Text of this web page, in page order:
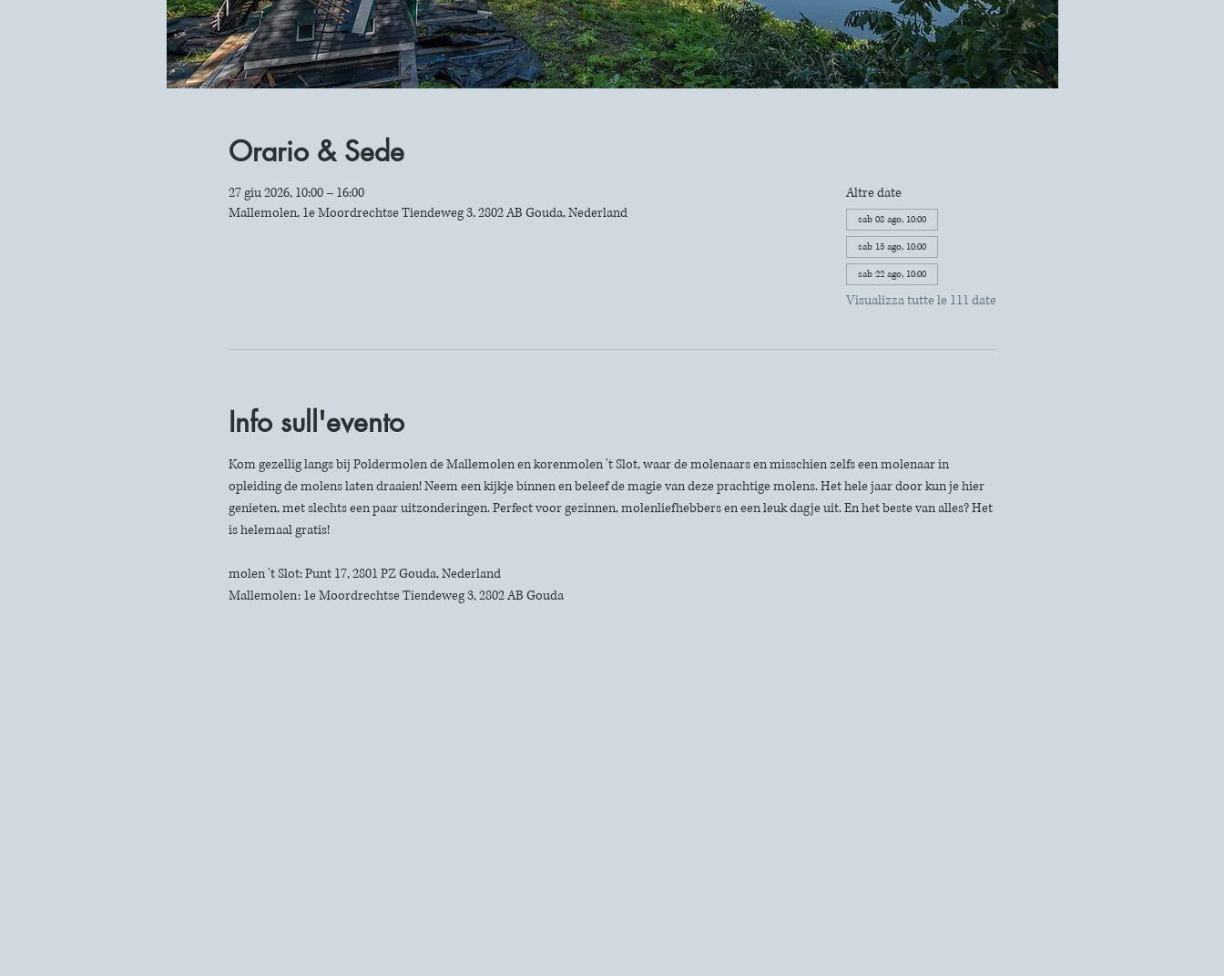
Orario & Sede
27 giu 2026, 10:00 – 16:00
Mallemolen, 1e Moordrechtse Tiendeweg 3, 2802 AB Gouda, Nederland
Altre date
sab 08 ago, 10:00
sab 15 ago, 10:00
sab 22 ago, 10:00
Visualizza tutte le 111 date
Info sull'evento
Kom gezellig langs bij Poldermolen de Mallemolen en korenmolen 't Slot, waar de molenaars en misschien zelfs een molenaar in
opleiding de molens laten draaien! Neem een kijkje binnen en beleef de magie van deze prachtige molens. Het hele jaar door kun je hier
genieten, met slechts een paar uitzonderingen. Perfect voor gezinnen, molenliefhebbers en een leuk dagje uit. En het beste van alles? Het
is helemaal gratis!
molen 't Slot: Punt 17, 2801 PZ Gouda, Nederland
Mallemolen: 1e Moordrechtse Tiendeweg 3, 2802 AB Gouda